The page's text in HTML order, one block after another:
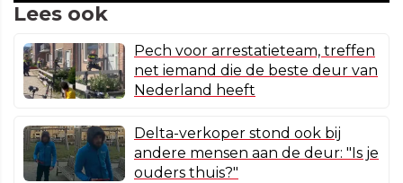
Lees ook
Pech voor arrestatieteam, treffen
net iemand die de beste deur van
Nederland heeft
Delta-verkoper stond ook bij
andere mensen aan de deur: "Is je
ouders thuis?"